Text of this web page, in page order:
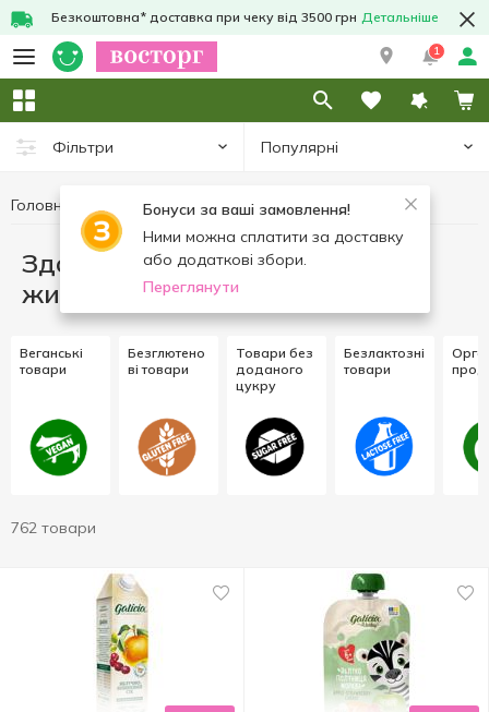
Безкоштовна* доставка при чеку від 3500 грн Детальніше
1
Фільтри Популярні
Бонуси за ваші замовлення!
Ними можна сплатити за доставку
або додаткові збори.
Переглянути
Головна Здорове харчування та спосіб життя
Здорове харчування та спосіб
життя
Веганські
товари
Безглютено
ві товари
Товари без
доданого
цукру
Безлактозні
товари
762 товари